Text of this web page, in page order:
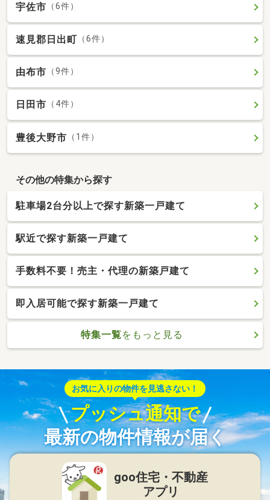
宇佐市 （6件）
速見郡日出町 （6件）
由布市 （9件）
日田市 （4件）
豊後大野市 （1件）
その他の特集から探す
駐車場2台分以上で探す新築一戸建て
駅近で探す新築一戸建て
手数料不要！売主・代理の新築戸建て
即入居可能で探す新築一戸建て
特集一覧をもっと見る
お気に入りの物件を見逃さない！
プッシュ通知で
最新の物件情報が届く
goo住宅・不動産
アプリ